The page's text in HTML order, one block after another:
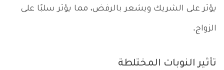
يؤثر على الشريك ويشعر بالرفض، مما يؤثر سلبًا على
الزواج.
تأثير النوبات المختلطة